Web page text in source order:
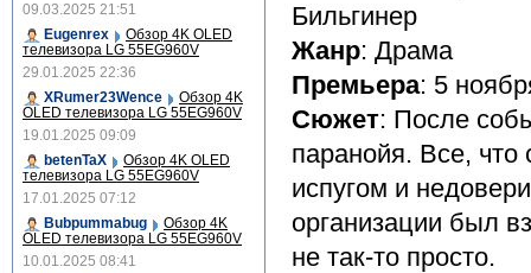
Бильгинер
Жанр: Драма
Премьера: 5
Сюжет: После
паранойя. Все, что
испугом и
организации был
не так-то просто.
09.03.2025 21:51
Eugenrex
Обзор 4K OLED
телевизора LG 55EG960V
29.01.2025 22:36
XRumer23Wence
Обзор 4K
OLED телевизора LG 55EG960V
19.01.2025 09:09
betenTaX
Обзор 4K OLED
телевизора LG 55EG960V
17.01.2025 07:12
Bubpummabug
Обзор 4K
OLED телевизора LG 55EG960V
10.01.2025 08:41